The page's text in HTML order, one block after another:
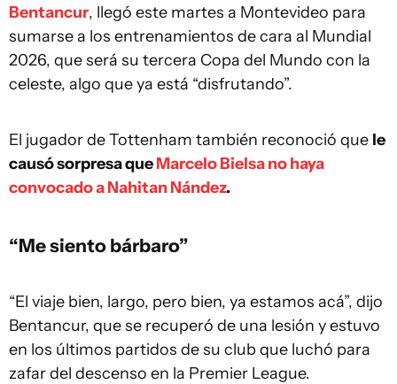
Bentancur, llegó este martes a Montevideo para
sumarse a los entrenamientos de cara al Mundial
2026, que será su tercera Copa del Mundo con la
celeste, algo que ya está “disfrutando”.
El jugador de Tottenham también reconoció que le
causó sorpresa queMarcelo Bielsa no haya
convocado a Nahitan Nández.
“Me siento bárbaro”
“El viaje bien, largo, pero bien, ya estamos acá”, dijo
Bentancur, que se recuperó de una lesión y estuvo
en los últimos partidos de su club que luchó para
zafar del descenso en la Premier League.